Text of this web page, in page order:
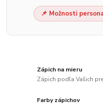
📌 Možnosti
Zápich na mieru
Zápich podľa Vašich
Farby zápichov